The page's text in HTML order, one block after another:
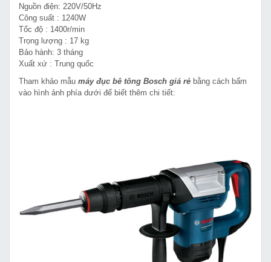
Nguồn điện: 220V/50Hz
Công suất : 1240W
Tốc độ : 1400r/min
Trọng lượng : 17 kg
Bảo hành: 3 tháng
Xuất xứ : Trung quốc
Tham khảo mẫu máy đục bê tông Bosch giá rẻ bằng cách bấm
vào hình ảnh phía dưới để biết thêm chi tiết: